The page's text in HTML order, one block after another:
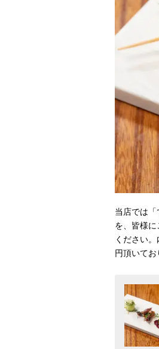
当店では
を、皆様
ください
円頂いてお